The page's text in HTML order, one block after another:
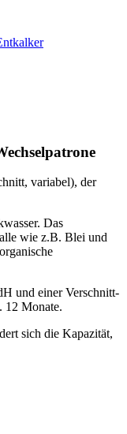
variabel), der
Das
wie z.B. Blei und
und einer Verschnitt-
12 Monate.
sich die Kapazität,